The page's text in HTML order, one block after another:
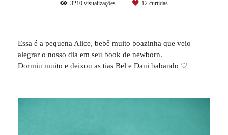
3210 visualizações 12 curtidas
Essa é a pequena Alice, bebê muito boazinha que veio
alegrar o nosso dia em seu book de newborn.
Dormiu muito e deixou as tias Bel e Dani babando ♡